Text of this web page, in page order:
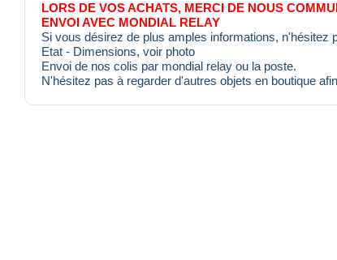
LORS DE VOS ACHATS, MERCI DE NOUS
ENVOI AVEC MONDIAL RELAY
Si vous désirez de plus amples informations, n'hésitez
Etat - Dimensions, voir photo
Envoi de nos colis par mondial relay ou la poste.
N'hésitez pas à regarder d'autres objets en boutique